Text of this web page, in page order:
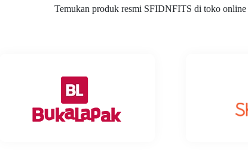
Temukan produk resmi SFIDNFITS di toko